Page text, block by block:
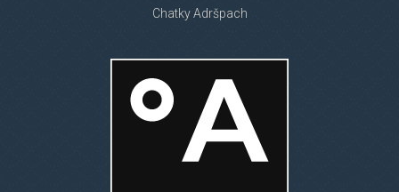
Chatky Adršpach